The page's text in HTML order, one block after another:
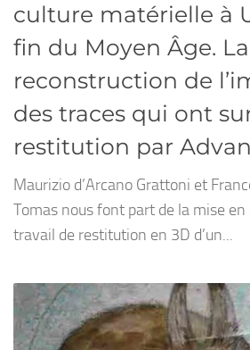
culture matérielle à
fin du Moyen Âge. La
reconstruction de
des traces qui ont
restitution par
Maurizio d’Arcano Grattoni et
Tomas nous font part de la mise en
travail de restitution en 3D d’un...